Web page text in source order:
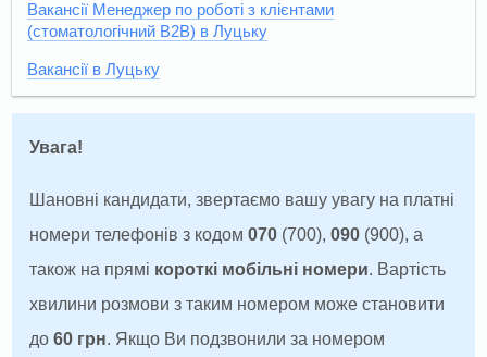
Вакансії Менеджер по роботі з клієнтами
(стоматологічний B2B) в Луцьку
Вакансії в Луцьку
Увага!
Шановні кандидати, звертаємо вашу увагу на платні
номери телефонів з кодом070 (700),090 (900), а
також на прямі короткі мобільні номери. Вартість
хвилини розмови з таким номером може становити
до60 грн. Якщо Ви подзвонили за номером